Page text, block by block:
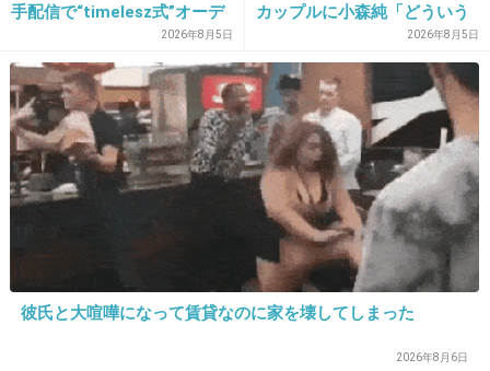
でも良しとする
３．評判の良い病院で治療
４．最も確率の高い方法を選択
５．辛くなったらいつ治療をやめても良しとす
る
６．お金の心配をさせない
+93 -4
手配信で“timelesz式”オーデ
ィション番組が進行中か2026年8月5日
カップルに小森純「どういう
事？だいぶあぶねぇよ」2026年8月5日
彼氏と大喧嘩になって賃貸なのに家を壊してしまった
2026年8月6日